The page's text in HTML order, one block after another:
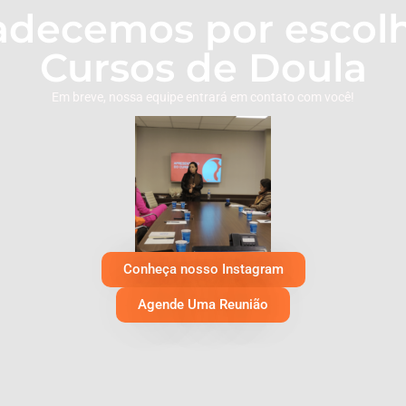
por
Cursos de Doula
Em breve, nossa equipe entrará em contato com você!
Conheça nosso Instagram
Agende Uma Reunião